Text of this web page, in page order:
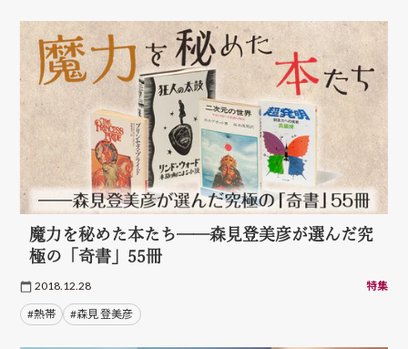
魔力を秘めた本たち──森見登美彦が選んだ究
極の「奇書」55冊
2018.12.28 特集
#熱帯 #森見 登美彦